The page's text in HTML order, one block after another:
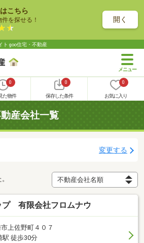
こちら
を探せる！ 開く
ト goo住宅・不動産
0
た物件
0
保存した条件
0
お気に入り
産会社一覧
変更する
プ 有限会社フロムナウ
上佐野町４０７
駅 徒歩30分